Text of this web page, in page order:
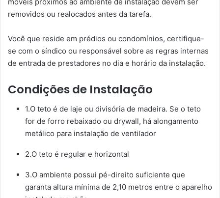
removidos ou realocados antes da tarefa.
Você que reside em prédios ou condomínios, certifique-
se com o síndico ou responsável sobre as regras internas
de entrada de prestadores no dia e horário da instalação.
Condições de Instalação
1.O teto é de laje ou divisória de madeira. Se o teto
for de forro rebaixado ou drywall, há alongamento
metálico para instalação de ventilador
2.O teto é regular e horizontal
3.O ambiente possui pé-direito suficiente que
garanta altura mínima de 2,10 metros entre o aparelho